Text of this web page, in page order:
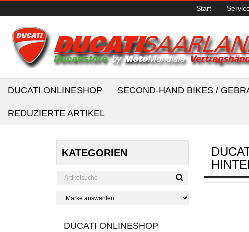
Start
DUCATI ONLINESHOP SECOND-HAND BIKES /
REDUZIERTE ARTIKEL
KATEGORIEN
DUCATI ONLINESHOP